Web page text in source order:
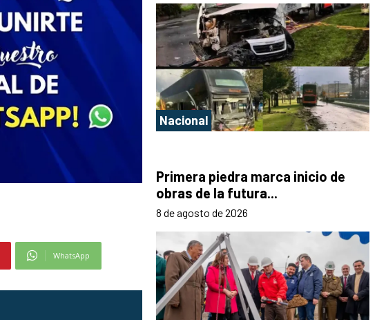
WhatsApp
Nacional
Primera piedra marca inicio de
obras de la futura...
8 de agosto de 2026